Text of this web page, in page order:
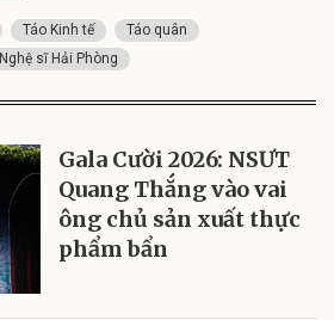
Táo Kinh tế
Táo quân
Nghệ sĩ Hải Phòng
Gala Cười 2026: NSƯT
Quang Thắng vào vai
ông chủ sản xuất thực
phẩm bẩn